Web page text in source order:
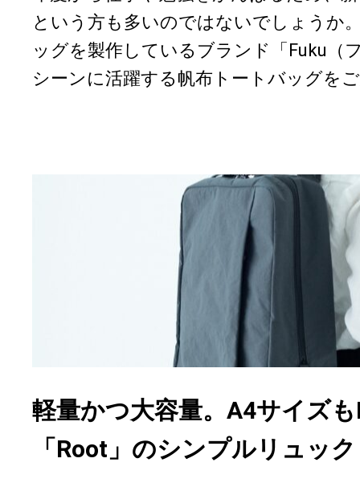
という方も多いのではないでしょうか
ッグを製作しているブランド「Fuku（
シーンに活躍する帆布トートバッグを
軽量かつ大容量。A4サイズ
「Root」のシンプルリュック